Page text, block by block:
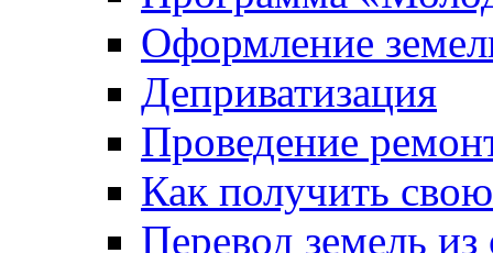
Оформление
Деприватизация
Проведение
Как получить
Перевод земель